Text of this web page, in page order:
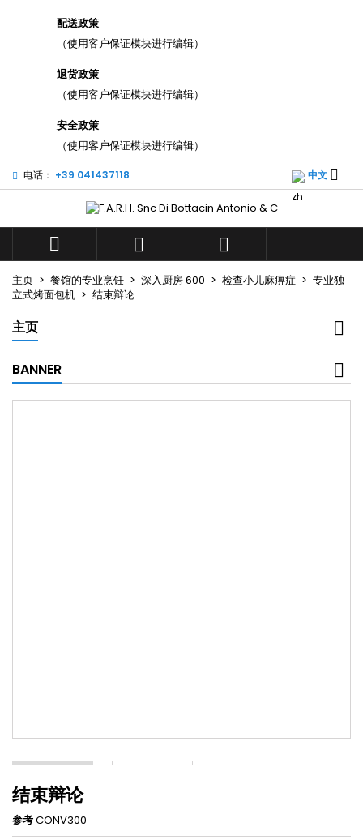
配送政策
（使用客户保证模块进行编辑）
退货政策
（使用客户保证模块进行编辑）
安全政策
（使用客户保证模块进行编辑）
电话： +39 041437118 中文 
  
主页 餐馆的专业烹饪 深入厨房 600 检查小儿麻痹症
专业独
立式烤面包机
结束辩论
主页
BANNER
结束辩论
参考CONV300
添加至愿望清单
((title))
((label))
登录
您需要登录才能将产品保存在您的心愿单中。